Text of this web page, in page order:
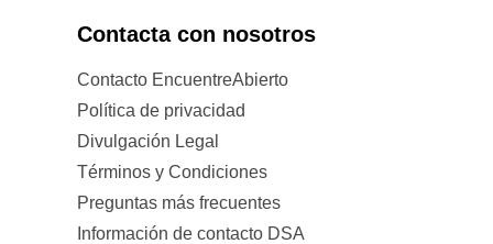
Contacta con nosotros
Contacto EncuentreAbierto
Política de privacidad
Divulgación Legal
Términos y Condiciones
Preguntas más frecuentes
Información de contacto DSA